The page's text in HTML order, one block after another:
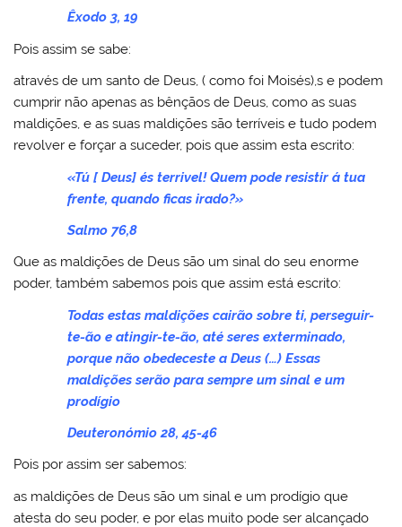
Êxodo 3, 19
Pois assim se sabe:
através de um santo de Deus, ( como foi Moisés),s e podem
cumprir não apenas as bênçãos de Deus, como as suas
maldições, e as suas maldições são terríveis e tudo podem
revolver e forçar a suceder, pois que assim esta escrito:
«Tú [ Deus] és terrivel! Quem pode resistir á tua
frente, quando ficas irado?»
Salmo 76,8
Que as maldições de Deus são um sinal do seu enorme
poder, também sabemos pois que assim está escrito:
Todas estas maldições cairão sobre ti, perseguir-
te-ão e atingir-te-ão, até seres exterminado,
porque não obedeceste a Deus (…) Essas
maldições serão para sempre um sinal e um
prodígio
Deuteronómio 28, 45-46
Pois por assim ser sabemos:
as maldições de Deus são um sinal e um prodígio que
atesta do seu poder, e por elas muito pode ser alcançado